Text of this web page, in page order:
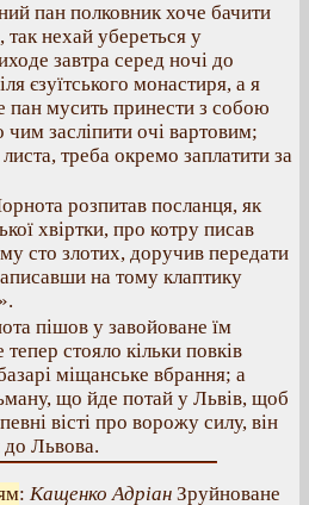
пан полковник хоче бачити
нехай убереться у
завтра серед ночі до
єзуїтського монастиря, а я
пан мусить принести з собою
засліпити очі вартовим;
треба окремо заплатити за
розпитав посланця, як
хвіртки, про котру писав
сто злотих, доручив передати
на тому клаптику
пішов у завойоване їм
стояло кільки повків
міщанське вбрання; а
що йде потай у Львів, щоб
вісті про ворожу силу, він
до Львова.
: Кащенко Адріан Зруйноване